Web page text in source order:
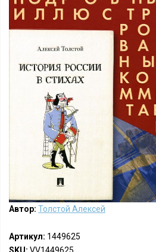
Автор: Толстой Алексей
Артикул: 1449625